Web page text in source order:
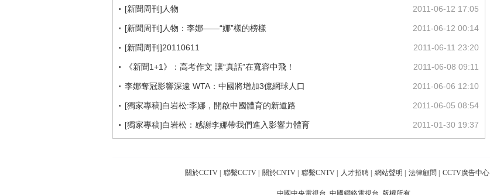
2011-06-12 17:05
[新聞周刊]人物
2011-06-12 00:14
[新聞周刊]人物：李娜——“娜”樣的榜樣
2011-06-11 23:20
[新聞周刊]20110611
2011-06-08 09:11
《新聞1+1》：高考作文 讓“真話”在寬容中飛！
2011-06-06 12:10
李娜奪冠影響深遠 WTA：中國將增加3億網球人口
2011-06-05 08:54
[獨家專稿]白岩松:李娜，開啟中國體育的新道路
2011-01-30 19:37
[獨家專稿]白岩松：感謝李娜帶我們進入影響力體育
關於CCTV 聯繫CCTV 關於CNTV 聯繫CNTV 人才招聘 網站聲明 法律顧問 CCTV廣告中心
中國中央電視台 中國網絡電視台 版權所有